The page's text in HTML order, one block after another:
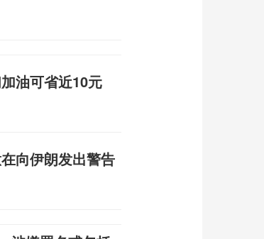
油可省近10元
向伊朗发出警告